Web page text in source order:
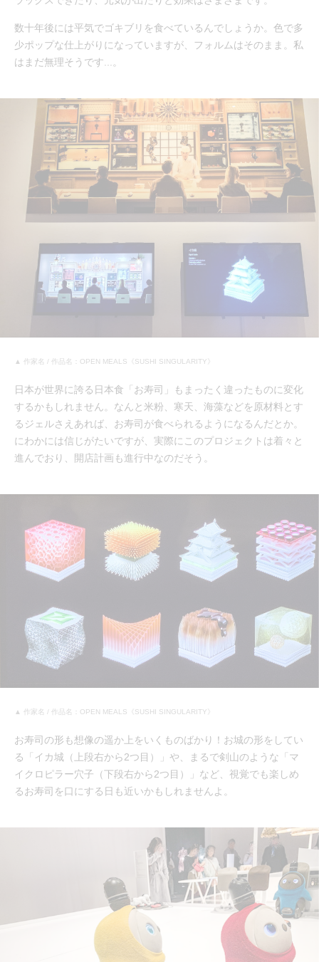
数十年後には平気でゴキブリを食べているんでしょうか。色で多
少ポップな仕上がりになっていますが、フォルムはそのまま。私
はまだ無理そうです...。
▲ 作家名 / 作品名：OPEN MEALS《SUSHI SINGULARITY》
日本が世界に誇る日本食「お寿司」もまったく違ったものに変化
するかもしれません。なんと米粉、寒天、海藻などを原材料とす
るジェルさえあれば、お寿司が食べられるようになるんだとか。
にわかには信じがたいですが、実際にこのプロジェクトは着々と
進んでおり、開店計画も進行中なのだそう。
▲ 作家名 / 作品名：OPEN MEALS《SUSHI SINGULARITY》
お寿司の形も想像の遥か上をいくものばかり！お城の形をしてい
る「イカ城（上段右から2つ目）」や、まるで剣山のような「マ
イクロピラー穴子（下段右から2つ目）」など、視覚でも楽しめ
るお寿司を口にする日も近いかもしれませんよ。